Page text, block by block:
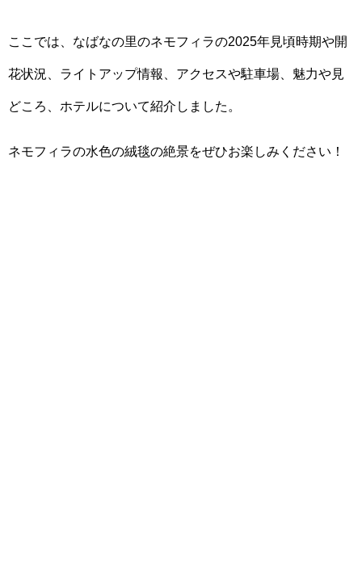
ここでは、なばなの里のネモフィラの2025年見頃時期や開
花状況、ライトアップ情報、アクセスや駐車場、魅力や見
どころ、ホテルについて紹介しました。
ネモフィラの水色の絨毯の絶景をぜひお楽しみください！